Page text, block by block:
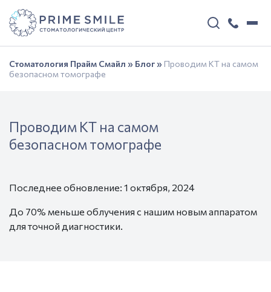
Стоматология Прайм Смайл » Блог» Проводим КТ на самом
безопасном томографе
Проводим КТ на самом
безопасном томографе
Последнее обновление: 1 октября, 2024
До 70% меньше облучения с нашим новым аппаратом
для точной диагностики.